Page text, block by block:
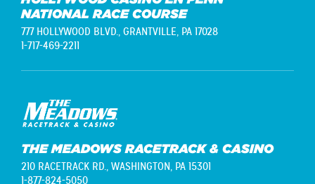
NATIONAL RACE COURSE
777 HOLLYWOOD BLVD., GRANTVILLE, PA 17028
1-717-469-2211
THE MEADOWS RACETRACK & CASINO
210 RACETRACK RD., WASHINGTON, PA 15301
1-877-824-5050